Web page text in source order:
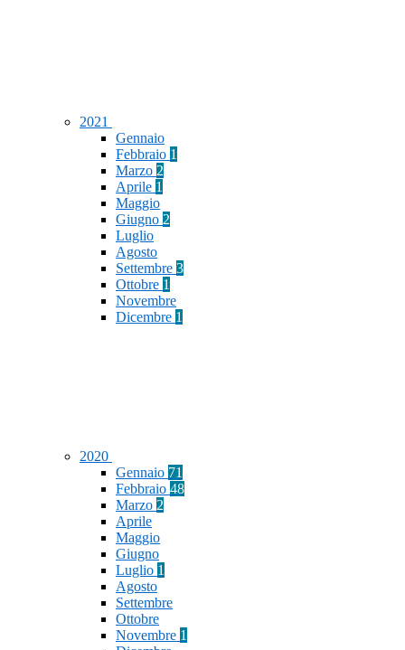
2021
Gennaio
Febbraio 1
Marzo 2
Aprile 1
Maggio
Giugno 2
Luglio
Agosto
Settembre 3
Ottobre 1
Novembre
Dicembre 1
2020
Gennaio 71
Febbraio 48
Marzo 2
Aprile
Maggio
Giugno
Luglio 1
Agosto
Settembre
Ottobre
Novembre 1